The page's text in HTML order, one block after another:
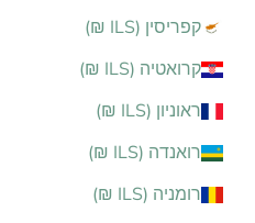
קפריסין (ILS ₪)
קרואטיה (ILS ₪)
ראוניון (ILS ₪)
רואנדה (ILS ₪)
רומניה (ILS ₪)